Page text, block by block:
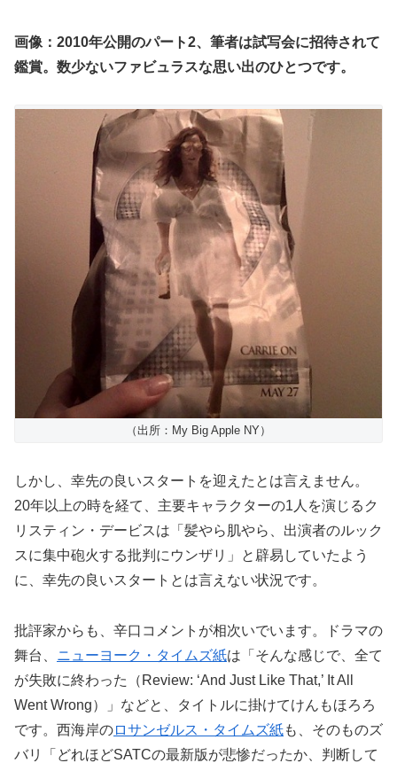
画像：2010年公開のパート2、筆者は試写会に招待されて
鑑賞。数少ないファビュラスな思い出のひとつです。
（出所：My Big Apple NY）
しかし、幸先の良いスタートを迎えたとは言えません。
20年以上の時を経て、主要キャラクターの1人を演じるク
リスティン・デービスは「髪やら肌やら、出演者のルック
スに集中砲火する批判にウンザリ」と辟易していたよう
に、幸先の良いスタートとは言えない状況です。
批評家からも、辛口コメントが相次いでいます。ドラマの
舞台、 ニューヨーク・タイムズ紙は「そんな感じで、全て
が失敗に終わった（Review: ‘And Just Like That,’ It All
Went Wrong）」などと、タイトルに掛けてけんもほろろ
です。西海岸のロサンゼルス・タイムズ紙も、そのものズ
バリ「どれほどSATCの最新版が悲惨だったか、判断して